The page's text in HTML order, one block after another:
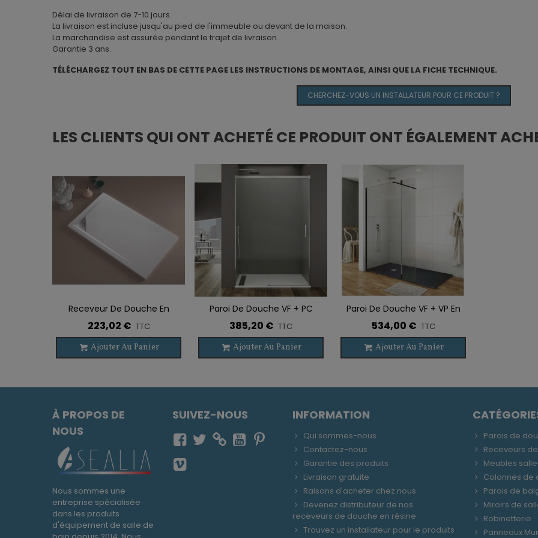
Délai de livraison de 7-10 jours.
La livraison est incluse jusqu'au pied de l'immeuble ou devant de la maison.
La marchandise est assurée pendant le trajet de livraison.
Garantie 3 ans.
TÉLÉCHARGEZ TOUT EN BAS DE CETTE PAGE LES INSTRUCTIONS DE MONTAGE, AINSI QUE LA FICHE TECHNIQUE.
CHERCHEZ-VOUS UN INSTALLATEUR POUR CE PRODUIT ?
LES CLIENTS QUI ONT ACHETÉ CE PRODUIT ONT ÉGALEMENT
Ajouter À La Liste De Souhaits
Receveur De Douche En
Résine LIBRA
223,02 € TTC
Ajouter Au Panier
Ajouter À La Liste De Souhaits
Paroi De Douche VF + PC
BASIC
385,20 € TTC
Ajouter Au Panier
Ajouter À La Liste De Souhaits
Paroi De Douche VF + VP En
Acier SCREEN SWING NOIR
534,00 € TTC
Ajouter Au Panier
À PROPOS DE
NOUS
Nous sommes une
entreprise spécialisée
dans les produits
d'équipement de salle de
SUIVEZ-NOUS INFORMATION
Qui sommes-nous
Contactez-nous
Garantie des produits
Livraison gratuite
Raisons d'acheter chez nous
Devenez distributeur de nos
receveurs de douche en résine
Trouvez un installateur pour le produits
Parois de
Receveurs
Meubles
Colonnes de
Parois de
Miroirs de
Robinetterie
Panneaux